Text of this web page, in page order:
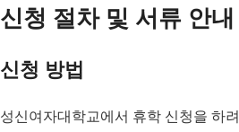
신청 절차 및 서류 안내
신청 방법
성신여자대학교에서 휴학 신청을 하